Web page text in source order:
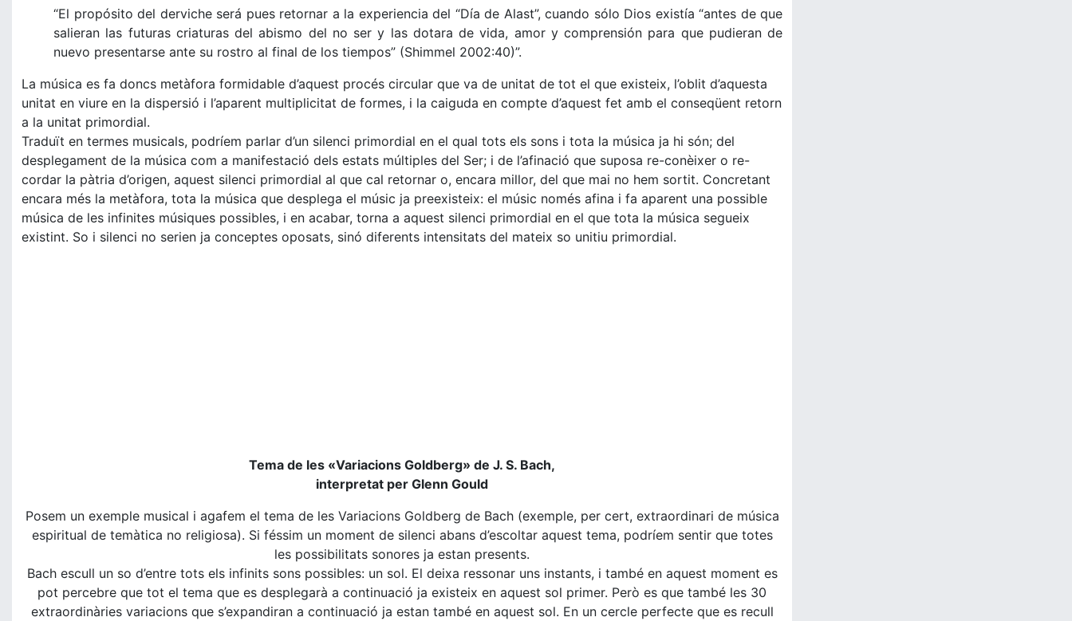
“El propósito del derviche será pues retornar a la experiencia del “Día de Alast”, cuando sólo Dios existía “antes de que
salieran las futuras criaturas del abismo del no ser y las dotara de vida, amor y comprensión para que pudieran de
nuevo presentarse ante su rostro al final de los tiempos” (Shimmel 2002:40)”.
La música es fa doncs metàfora formidable d’aquest procés circular que va de unitat de tot el que existeix, l’oblit d’aquesta
unitat en viure en la dispersió i l’aparent multiplicitat de formes, i la caiguda en compte d’aquest fet amb el conseqüent retorn
a la unitat primordial.
Traduït en termes musicals, podríem parlar d’un silenci primordial en el qual tots els sons i tota la música ja hi són; del
desplegament de la música com a manifestació dels estats múltiples del Ser; i de l’afinació que suposa re-conèixer o re-
cordar la pàtria d’origen, aquest silenci primordial al que cal retornar o, encara millor, del que mai no hem sortit. Concretant
encara més la metàfora, tota la música que desplega el músic ja preexisteix: el músic només afina i fa aparent una possible
música de les infinites músiques possibles, i en acabar, torna a aquest silenci primordial en el que tota la música segueix
existint. So i silenci no serien ja conceptes oposats, sinó diferents intensitats del mateix so unitiu primordial.
Tema de les «Variacions Goldberg» de J. S. Bach,
interpretat per Glenn Gould
Posem un exemple musical i agafem el tema de les Variacions Goldberg de Bach (exemple, per cert, extraordinari de música
espiritual de temàtica no religiosa). Si féssim un moment de silenci abans d’escoltar aquest tema, podríem sentir que totes
les possibilitats sonores ja estan presents.
Bach escull un so d’entre tots els infinits sons possibles: un sol. El deixa ressonar uns instants, i també en aquest moment es
pot percebre que tot el tema que es desplegarà a continuació ja existeix en aquest sol primer. Però es que també les 30
extraordinàries variacions que s’expandiran a continuació ja estan també en aquest sol. En un cercle perfecte que es recull